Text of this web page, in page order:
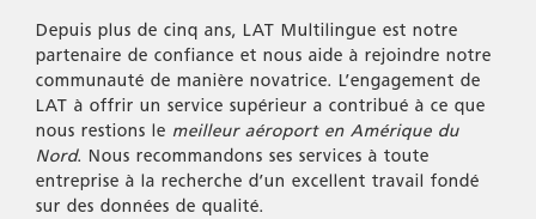
Depuis plus de cinq ans, LAT Multilingue est notre
partenaire de confiance et nous aide à rejoindre notre
communauté de manière novatrice. L’engagement de
LAT à offrir un service supérieur a contribué à ce que
nous restions le meilleur aéroport en Amérique du
Nord. Nous recommandons ses services à toute
entreprise à la recherche d’un excellent travail fondé
sur des données de qualité.